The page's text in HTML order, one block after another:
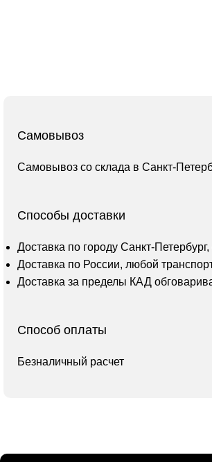
Самовывоз
Самовывоз со склада в Санкт-
Способы доставки
Доставка по городу Санкт-
Доставка по России, любой
Доставка за пределы КАД
Способ оплаты
Безналичный расчет